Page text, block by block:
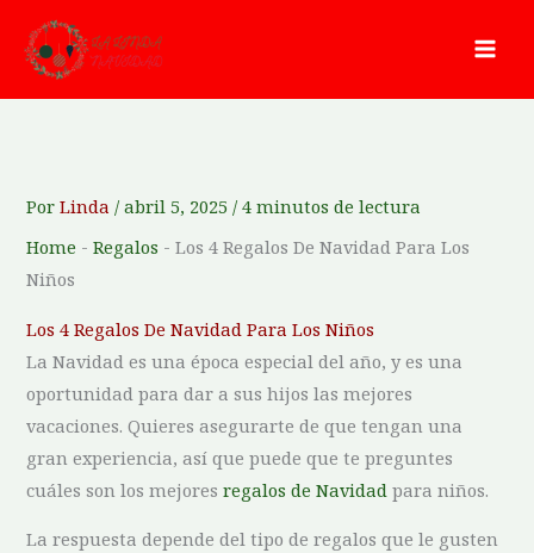
contenido
PorLinda /abril 5, 2025 /4 minutos de lectura
Home -Regalos -Los 4 Regalos De Navidad Para Los
Niños
Los 4 Regalos De Navidad Para Los Niños
La Navidad es una época especial del año, y es una
oportunidad para dar a sus hijos las mejores
vacaciones. Quieres asegurarte de que tengan una
gran experiencia, así que puede que te preguntes
cuáles son los mejoresregalos de Navidad para niños.
La respuesta depende del tipo de regalos que le gusten